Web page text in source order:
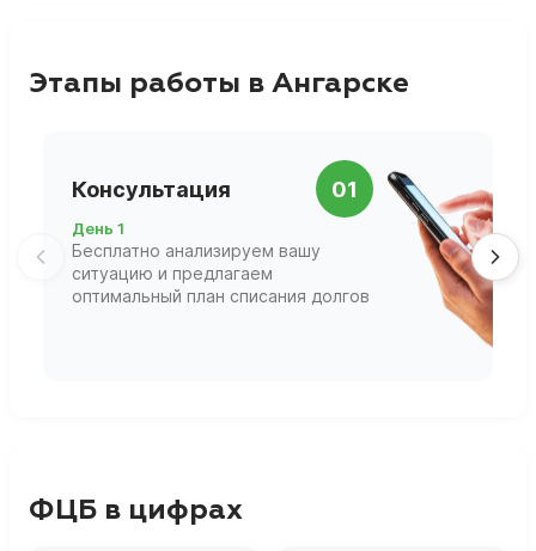
Этапы работы в Ангарске
Консультация 01
День 1
Бесплатно анализируем вашу
ситуацию и предлагаем
оптимальный план списания долгов
ФЦБ в цифрах